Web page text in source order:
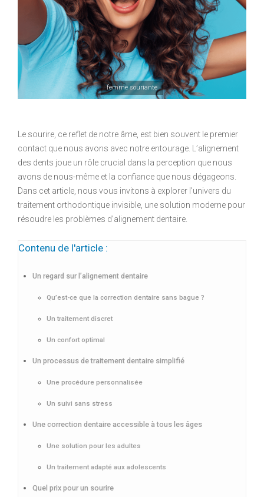
femme souriante
Le sourire, ce reflet de notre âme, est bien souvent le premier
contact que nous avons avec notre entourage. L’alignement
des dents joue un rôle crucial dans la perception que nous
avons de nous-même et la confiance que nous dégageons.
Dans cet article, nous vous invitons à explorer l’univers du
traitement orthodontique invisible, une solution moderne pour
résoudre les problèmes d’alignement dentaire.
Contenu de l'article :
Un regard sur l’alignement dentaire
Qu’est-ce que la correction dentaire sans bague ?
Un traitement discret
Un confort optimal
Un processus de traitement dentaire simplifié
Une procédure personnalisée
Un suivi sans stress
Une correction dentaire accessible à tous les âges
Une solution pour les adultes
Un traitement adapté aux adolescents
Quel prix pour un sourire